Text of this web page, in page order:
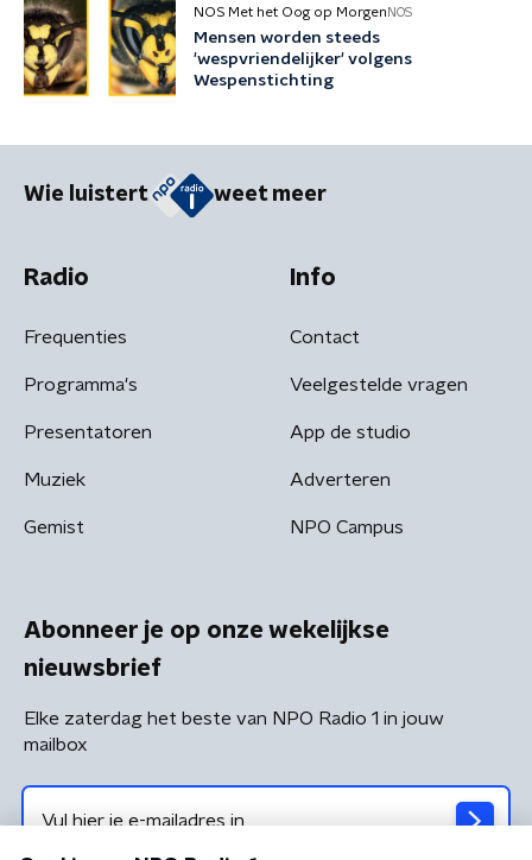
NOS Met het Oog op Morgen NOS
Mensen worden steeds
'wespvriendelijker' volgens
Wespenstichting
Wie luistert weet meer
Radio
Frequenties
Programma's
Presentatoren
Muziek
Gemist
Info
Contact
Veelgestelde vragen
App de studio
Adverteren
NPO Campus
Abonneer je op onze wekelijkse
nieuwsbrief
Elke zaterdag het beste van NPO Radio 1 in jouw
mailbox